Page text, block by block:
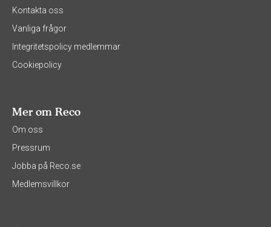
Kontakta oss
Vanliga frågor
Integritetspolicy medlemmar
Cookiepolicy
Mer om Reco
Om oss
Pressrum
Jobba på Reco.se
Medlemsvillkor